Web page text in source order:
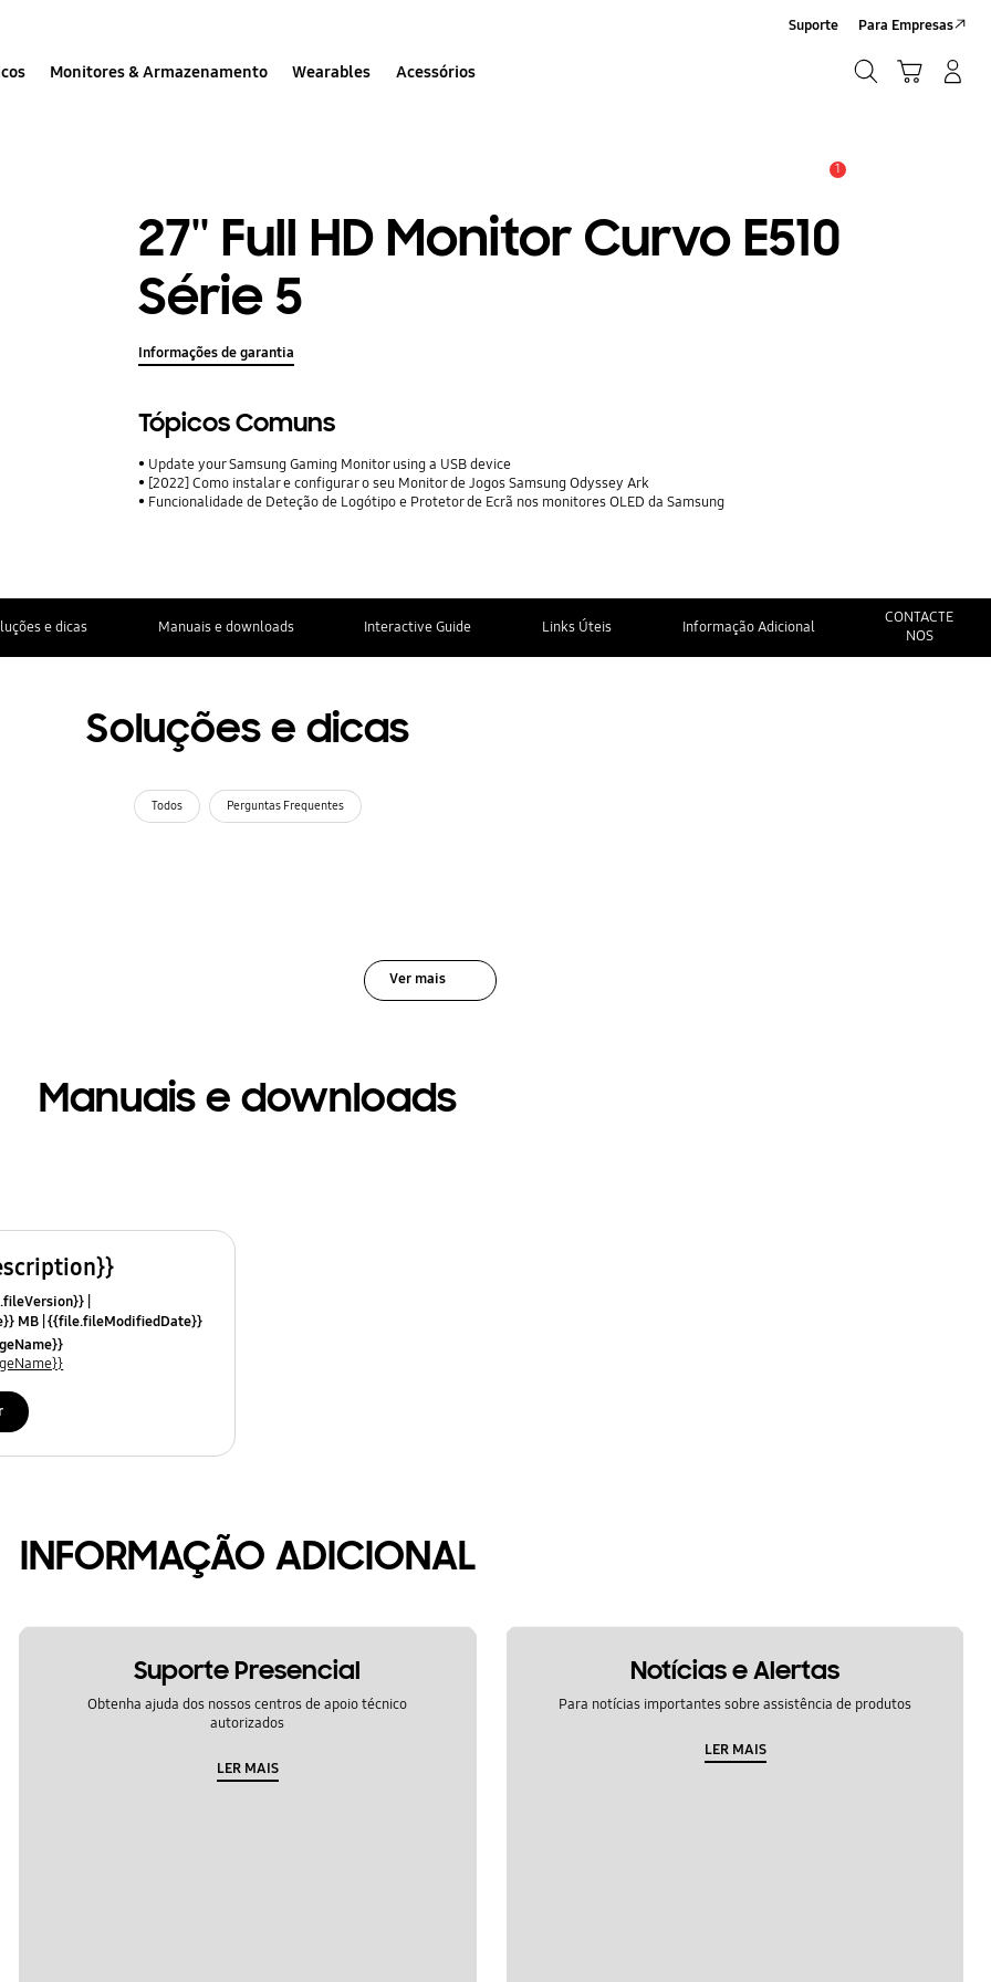
Monitores & Armazenamento Wearables Acessórios
Suporte Para Empresas
1
27'' Full HD Monitor Curvo E510
Série 5
Informações de garantia
Tópicos Comuns
Update your Samsung Gaming Monitor using a USB device
[2022] Como instalar e configurar o seu Monitor de Jogos Samsung Odyssey Ark
Funcionalidade de Deteção de Logótipo e Protetor de Ecrã nos monitores OLED da Samsung
e dicas Manuais e downloads Interactive Guide Links Úteis Informação Adicional
CONTACTE
NOS
Soluções e dicas
Todos Perguntas Frequentes
Ver mais
Manuais e downloads
MB {{file.fileModifiedDate}}
INFORMAÇÃO ADICIONAL
Suporte Presencial
Obtenha ajuda dos nossos centros de apoio técnico
autorizados
LER MAIS
Notícias e Alertas
Para notícias importantes sobre assistência de produtos
LER MAIS